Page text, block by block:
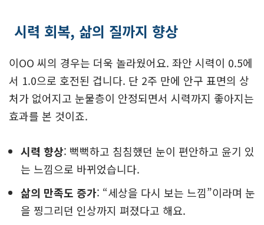
시력 회복, 삶의 질까지 향상
이OO 씨의 경우는 더욱 놀라웠어요. 좌안 시력이 0.5에
서 1.0으로 호전된 겁니다. 단 2주 만에 안구 표면의 상
처가 없어지고 눈물층이 안정되면서 시력까지 좋아지는
효과를 본 것이죠.
시력 향상: 뻑뻑하고 침침했던 눈이 편안하고 윤기 있
는 느낌으로 바뀌었습니다.
삶의 만족도 증가: “세상을 다시 보는 느낌”이라며 눈
을 찡그리던 인상까지 펴졌다고 해요.